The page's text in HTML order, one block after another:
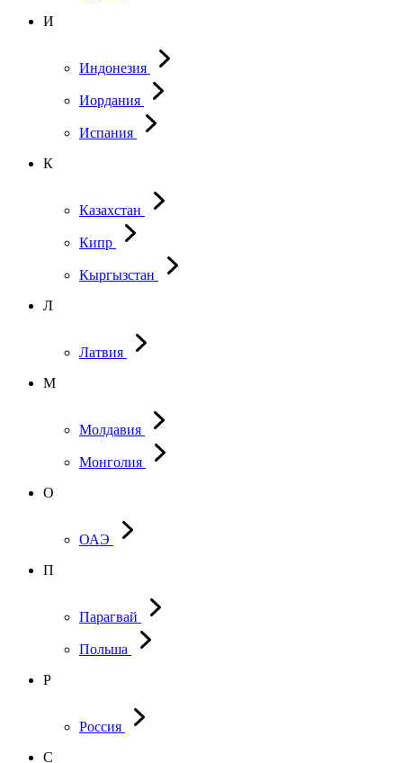
И
Индонезия
Иордания
Испания
К
Казахстан
Кипр
Кыргызстан
Л
Латвия
М
Молдавия
Монголия
О
ОАЭ
П
Парагвай
Польша
Р
Россия
С